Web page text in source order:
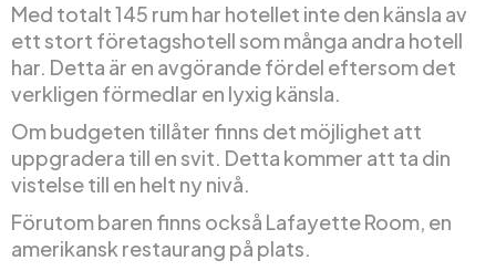
Med totalt 145 rum har hotellet inte den känsla av
ett stort företagshotell som många andra hotell
har. Detta är en avgörande fördel eftersom det
verkligen förmedlar en lyxig känsla.
Om budgeten tillåter finns det möjlighet att
uppgradera till en svit. Detta kommer att ta din
vistelse till en helt ny nivå.
Förutom baren finns också Lafayette Room, en
amerikansk restaurang på plats.